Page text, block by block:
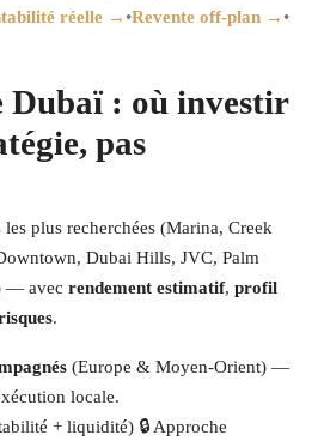
réelle → •Revente off-plan → •
Dubaï : où investir
pas
plus recherchées (Marina, Creek
Dubai Hills, JVC, Palm
— avec rendement estimatif, profil
.
(Europe & Moyen-Orient) —
locale.
+ liquidité) 🔒 Approche